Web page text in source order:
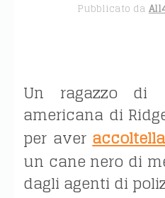
Pubblicato da
Un ragazzo di
americana di
per aver
un cane nero di
dagli agenti di